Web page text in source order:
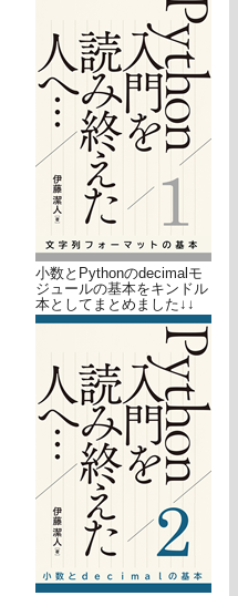
小数とPythonのdecimalモ
ジュールの基本をキンドル
本としてまとめました↓↓